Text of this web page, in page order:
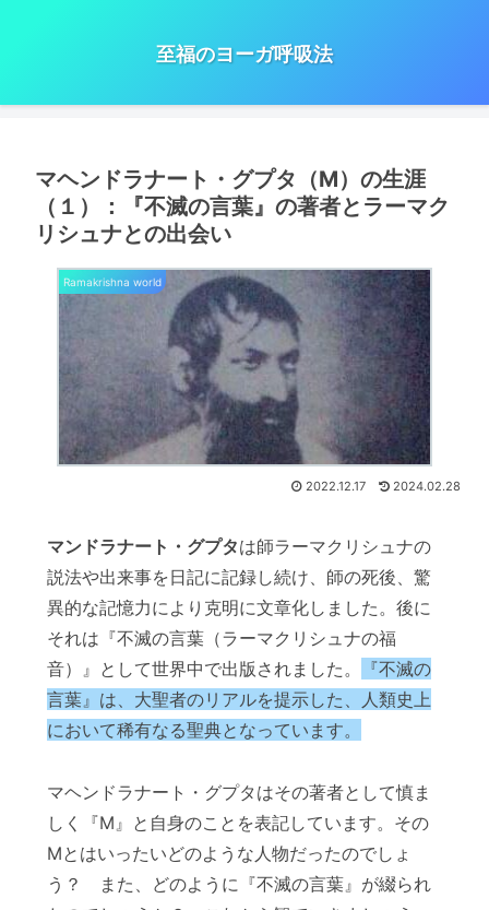
至福のヨーガ呼吸法
マヘンドラナート・グプタ（M）の生涯
（１）：『不滅の言葉』の著者とラーマク
リシュナとの出会い
Ramakrishna world
2022.12.17 2024.02.28
マンドラナート・グプタは師ラーマクリシュナの
説法や出来事を日記に記録し続け、師の死後、驚
異的な記憶力により克明に文章化しました。後に
それは『不滅の言葉（ラーマクリシュナの福
音）』として世界中で出版されました。
『不滅の
言葉』は、大聖者のリアルを提示した、人類史上
において稀有なる聖典となっています。
マヘンドラナート・グプタはその著者として慎ま
しく『M』と自身のことを表記しています。その
Mとはいったいどのような人物だったのでしょ
う？ また、どのように『不滅の言葉』が綴られ